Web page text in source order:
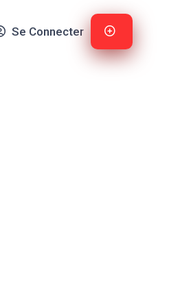
Se Connecter